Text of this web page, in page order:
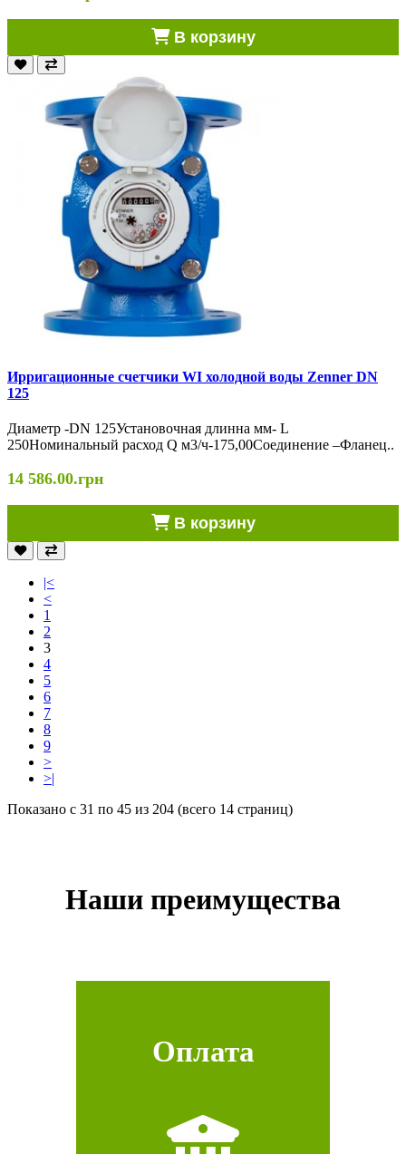
В корзину
Ирригационные счетчики WI холодной воды Zenner DN
125
Диаметр -DN 125Установочная длинна мм- L
250Номинальный расход Q м3/ч-175,00Соединение –Фланец..
14 586.00.грн
В корзину
|<
<
1
2
3
4
5
6
7
8
9
>
>|
Показано с 31 по 45 из 204 (всего 14 страниц)
Наши преимущества
Оплата